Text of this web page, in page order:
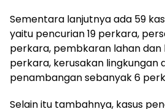
Sementara lanjutnya ada 59
yaitu pencurian 19 perkara,
perkara, pembkaran lahan
perkara, kerusakan lingkungan
penambangan sebanyak 6
Selain itu tambahnya, kasus